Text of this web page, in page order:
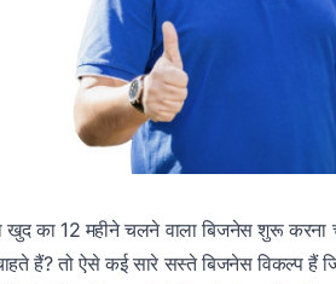
खुद का 12 महीने चलने वाला बिजनेस शुरू
हैं? तो ऐसे कई सारे सस्ते बिजनेस विकल्प